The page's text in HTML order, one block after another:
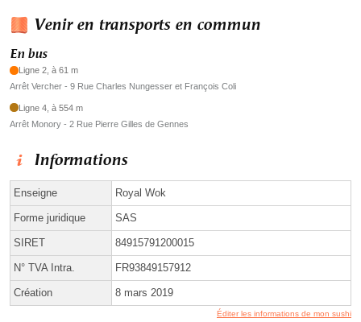
Venir en transports en commun
En bus
Ligne 2, à 61 m
Arrêt Vercher - 9 Rue Charles Nungesser et François Coli
Ligne 4, à 554 m
Arrêt Monory - 2 Rue Pierre Gilles de Gennes
Informations
Enseigne Royal Wok
Forme juridique SAS
SIRET 84915791200015
N° TVA Intra. FR93849157912
Création 8 mars 2019
Éditer les informations de mon sushi